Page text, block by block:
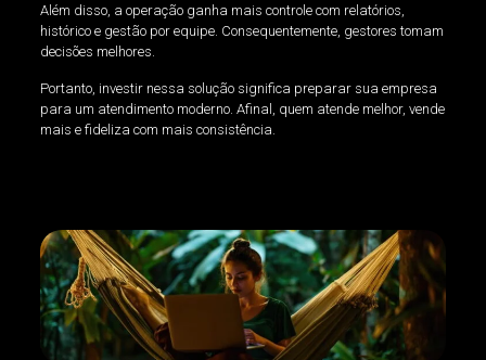
Além disso, a operação ganha mais controle com relatórios,
histórico e gestão por equipe. Consequentemente, gestores tomam
decisões melhores.
Portanto, investir nessa solução significa preparar sua empresa
para um atendimento moderno. Afinal, quem atende melhor, vende
mais e fideliza com mais consistência.